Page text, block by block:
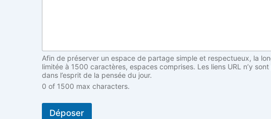
t
a
t
i
f
Afin de préserver un espace de partage simple et respectueux, la
limitée à 1500 caractères, espaces comprises. Les liens URL n’y
dans l’esprit de la pensée du jour.
0 of 1500 max characters.
Déposer